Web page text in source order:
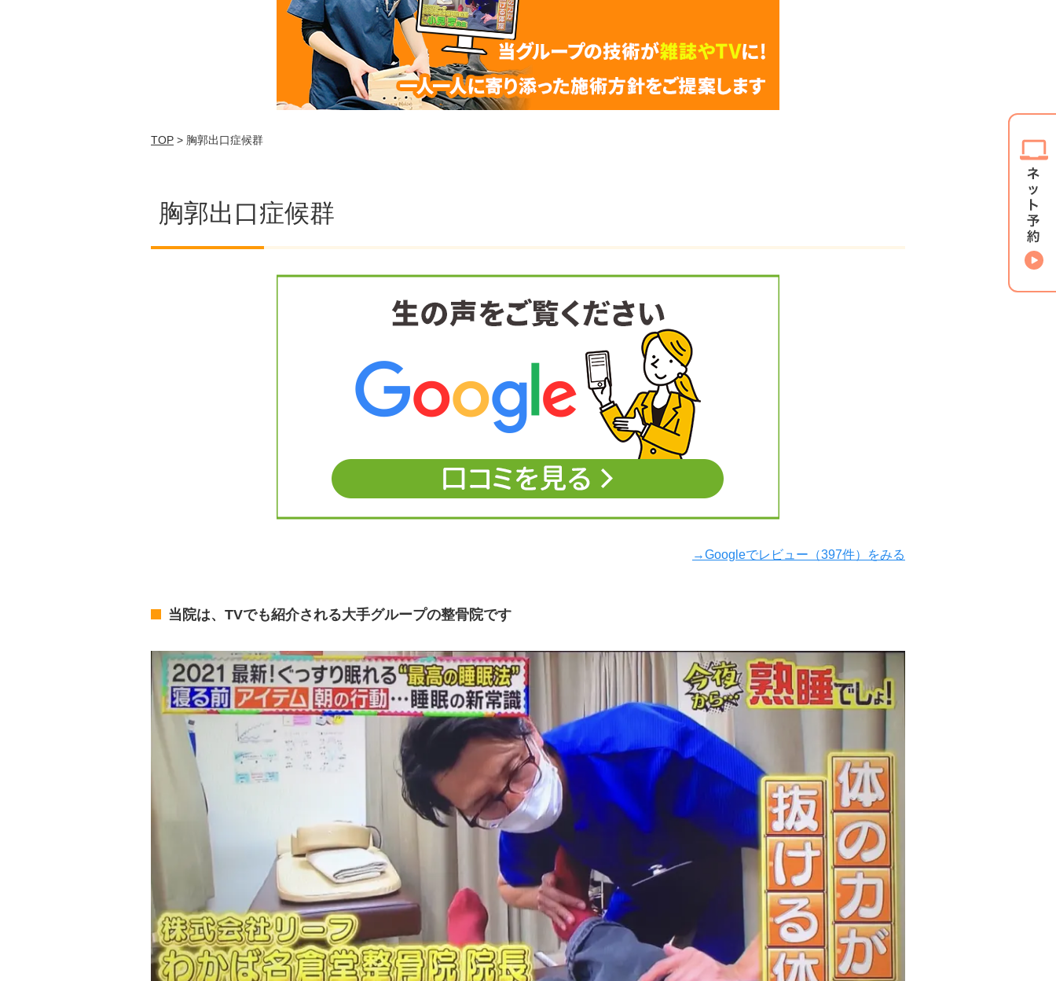
TOP > 胸郭出口症候群
胸郭出口症候群
→Googleでレビュー（397件）をみる
当院は、TVでも紹介される大手グループの整骨院です